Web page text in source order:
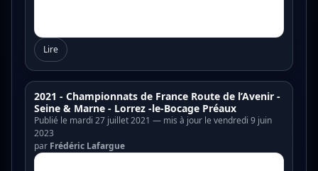
Lire
2021 - Championnats de France Route de l’Avenir -
Seine & Marne - Lorrez -le-Bocage Préaux
Publié le mardi 27 juillet 2021 — mis à jour le vendredi 9 juin
2023
par Frédéric Lafargue